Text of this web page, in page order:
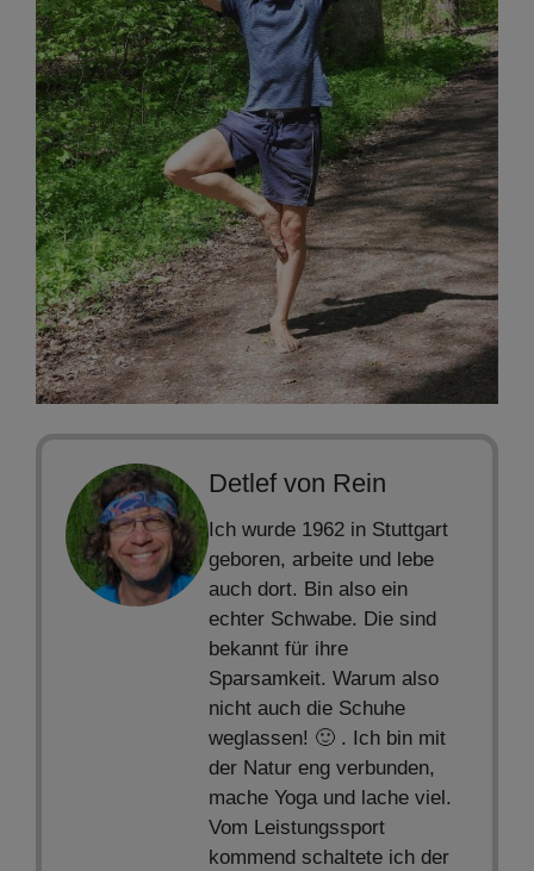
Detlef von Rein
Ich wurde 1962 in Stuttgart
geboren, arbeite und lebe
auch dort. Bin also ein
echter Schwabe. Die sind
bekannt für ihre
Sparsamkeit. Warum also
nicht auch die Schuhe
weglassen! 🙂 . Ich bin mit
der Natur eng verbunden,
mache Yoga und lache viel.
Vom Leistungssport
kommend schaltete ich der